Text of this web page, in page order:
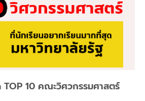
10 คณะวิศวกรรมศาสตร์